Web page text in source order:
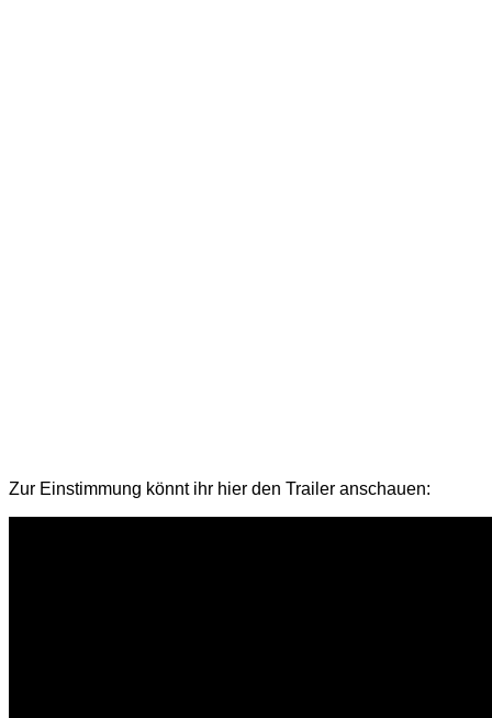
Zur Einstimmung könnt ihr hier den Trailer anschauen: